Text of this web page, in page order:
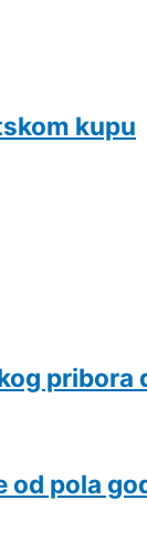
kupu
pribora
pola